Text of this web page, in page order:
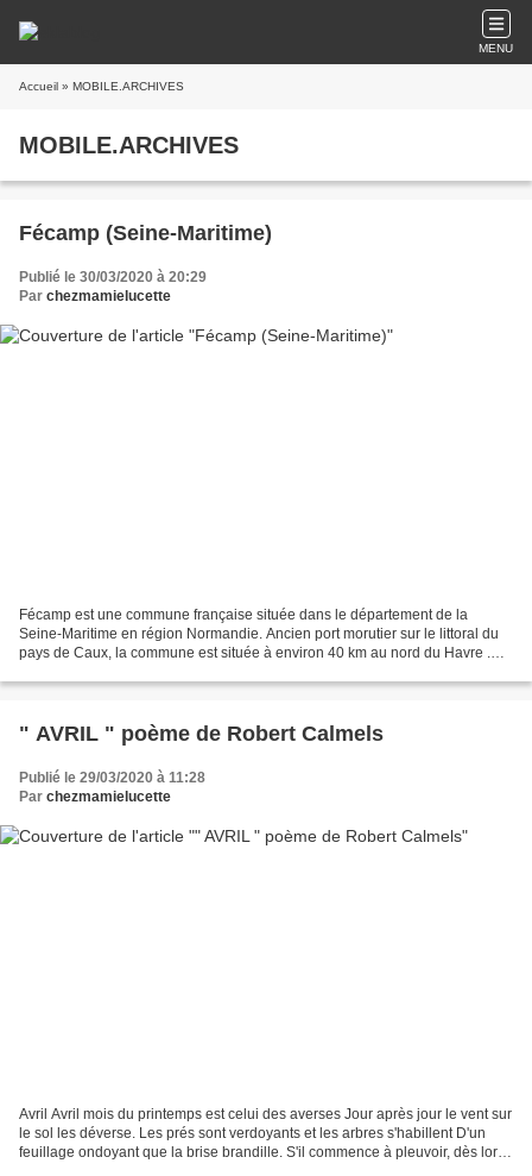
MENU
Accueil » MOBILE.ARCHIVES
MOBILE.ARCHIVES
Fécamp (Seine-Maritime)
Publié le 30/03/2020 à 20:29
Par chezmamielucette
Fécamp est une commune française située dans le département de la
Seine-Maritime en région Normandie. Ancien port morutier sur le littoral du
pays de Caux, la commune est située à environ 40 km au nord du Havre .
" AVRIL " poème de Robert Calmels
Publié le 29/03/2020 à 11:28
Par chezmamielucette
Avril Avril mois du printemps est celui des averses Jour après jour le vent sur
le sol les déverse. Les prés sont verdoyants et les arbres s'habillent D'un
feuillage ondoyant que la brise brandille. S'il commence à pleuvoir, dès lors